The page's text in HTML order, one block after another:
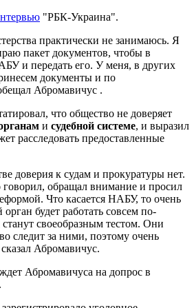
"РБК-Украина".
практически не занимаюсь. Я
пакет документов, чтобы в
и передать его. У меня, в других
документы и по
Абромавичус .
что общество не доверяет
и судебной системе, и выразил
расследовать предоставленные
доверия к судам и прокуратуры нет.
говорил, обращал внимание и просил
Что касается НАБУ, то очень
будет работать совсем по-
своеобразным тестом. Они
следит за ними, поэтому очень
Абромавичус.
Абромавичуса на допрос в